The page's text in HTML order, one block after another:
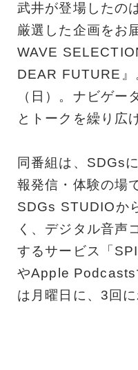
武井が登場したの
厳選した企画をお
WAVE
DEAR FUTURE』
（日）。ナビゲ
とトークを繰り広
同番組は、SDGs
報発信・体験の場
SDGs STUDIOか
く、デジタル音声
するサービス「
やApple Podcasts
は月曜日に、3回に